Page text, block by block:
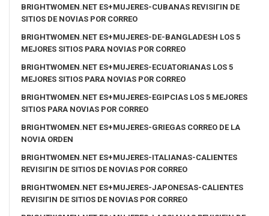
BRIGHTWOMEN.NET ES+MUJERES-CUBANAS REVISIГІN DE
SITIOS DE NOVIAS POR CORREO
BRIGHTWOMEN.NET ES+MUJERES-DE-BANGLADESH LOS 5
MEJORES SITIOS PARA NOVIAS POR CORREO
BRIGHTWOMEN.NET ES+MUJERES-ECUATORIANAS LOS 5
MEJORES SITIOS PARA NOVIAS POR CORREO
BRIGHTWOMEN.NET ES+MUJERES-EGIPCIAS LOS 5 MEJORES
SITIOS PARA NOVIAS POR CORREO
BRIGHTWOMEN.NET ES+MUJERES-GRIEGAS CORREO DE LA
NOVIA ORDEN
BRIGHTWOMEN.NET ES+MUJERES-ITALIANAS-CALIENTES
REVISIГІN DE SITIOS DE NOVIAS POR CORREO
BRIGHTWOMEN.NET ES+MUJERES-JAPONESAS-CALIENTES
REVISIГІN DE SITIOS DE NOVIAS POR CORREO